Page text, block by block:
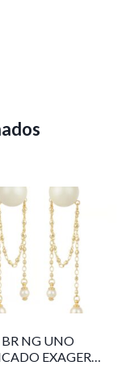
BR NG UNO
EXAGERO